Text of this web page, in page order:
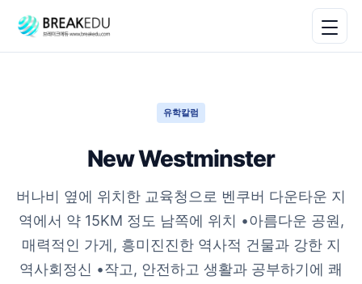
유학칼럼
New Westminster
버나비 옆에 위치한 교육청으로 벤쿠버 다운타운 지
역에서 약 15KM 정도 남쪽에 위치 •아름다운 공원,
매력적인 가게, 흥미진진한 역사적 건물과 강한 지
역사회정신 •작고, 안전하고 생활과 공부하기에 쾌